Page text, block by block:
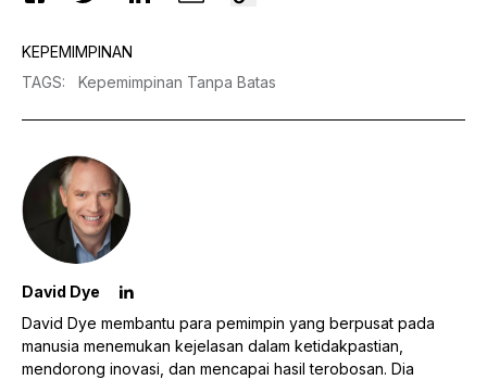
KEPEMIMPINAN
TAGS: Kepemimpinan Tanpa Batas
David Dye
David Dye membantu para pemimpin yang berpusat pada
manusia menemukan kejelasan dalam ketidakpastian,
mendorong inovasi, dan mencapai hasil terobosan. Dia